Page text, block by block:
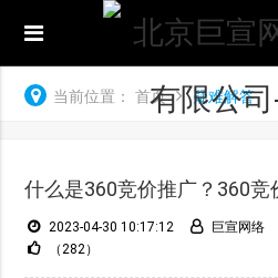
当前位置： 首页 疑难解答
什么是360竞价推广？360竞
2023-04-30 10:17:12 巨宣网络
（282）